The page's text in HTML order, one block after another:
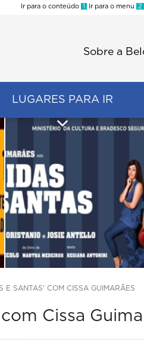
Ir para o conteúdo 1 Ir para o menu 2
Sobre a
LUGARES PARA IR
E SANTAS' COM CISSA GUIMARÃES
Cissa